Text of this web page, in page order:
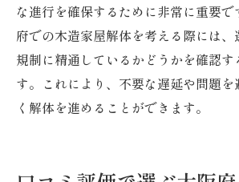
な進行を確保するために非常に重要
府での木造家屋解体を考える際には
規制に精通しているかどうかを確認
す。これにより、不要な遅延や問題を
く解体を進めることができます。